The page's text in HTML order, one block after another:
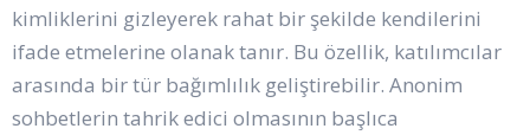
kimliklerini gizleyerek rahat bir şekilde kendilerini
ifade etmelerine olanak tanır. Bu özellik, katılımcılar
arasında bir tür bağımlılık geliştirebilir. Anonim
sohbetlerin tahrik edici olmasının başlıca